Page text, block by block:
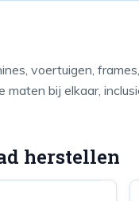
voertuigen,
bij elkaar,
herstellen